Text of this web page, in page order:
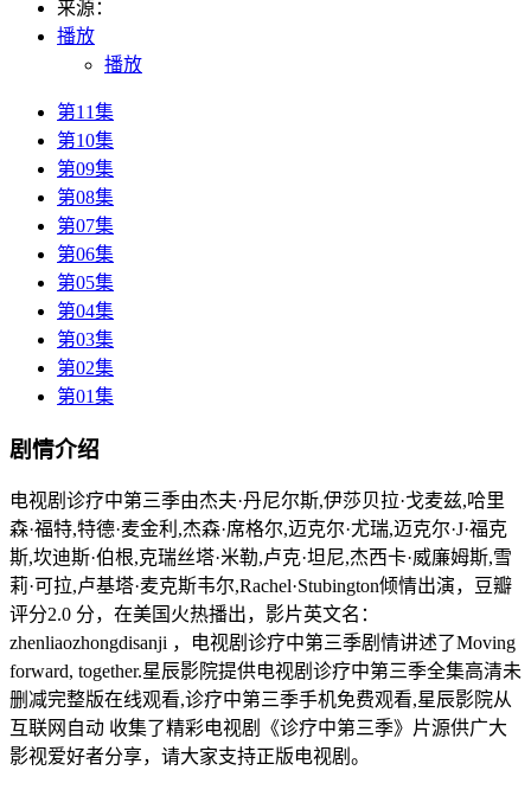
来源：
播放
播放
第11集
第10集
第09集
第08集
第07集
第06集
第05集
第04集
第03集
第02集
第01集
剧情介绍
电视剧诊疗中第三季由杰夫·丹尼尔斯,伊莎贝拉·戈麦兹,哈里
森·福特,特德·麦金利,杰森·席格尔,迈克尔·尤瑞,迈克尔·J·福克
斯,坎迪斯·伯根,克瑞丝塔·米勒,卢克·坦尼,杰西卡·威廉姆斯,雪
莉·可拉,卢基塔·麦克斯韦尔,Rachel·Stubington倾情出演，豆瓣
评分2.0 分，在美国火热播出，影片英文名：
zhenliaozhongdisanji ，电视剧诊疗中第三季剧情讲述了Moving
forward, together.星辰影院提供电视剧诊疗中第三季全集高清未
删减完整版在线观看,诊疗中第三季手机免费观看,星辰影院从
互联网自动 收集了精彩电视剧《诊疗中第三季》片源供广大
影视爱好者分享，请大家支持正版电视剧。